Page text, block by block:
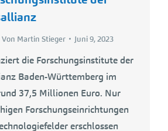
Von Martin Stieger Juni 9, 2023
die Forschungsinstitute der
Baden-Württemberg im
37,5 Millionen Euro. Nur
Forschungseinrichtungen
erschlossen